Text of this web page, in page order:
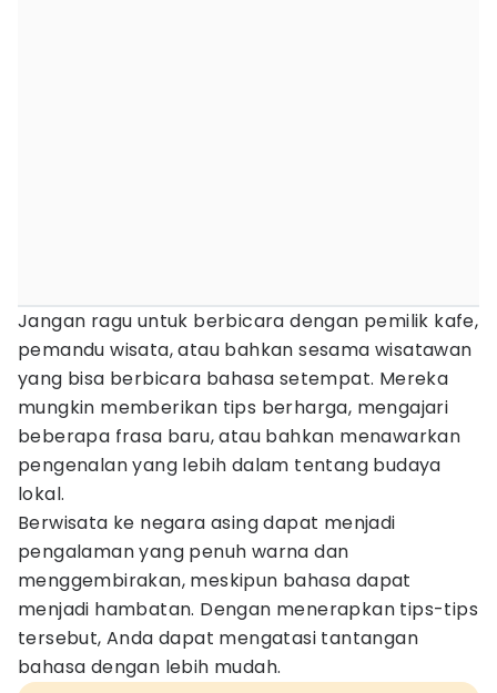
Jangan ragu untuk berbicara dengan pemilik kafe,
pemandu wisata, atau bahkan sesama wisatawan
yang bisa berbicara bahasa setempat. Mereka
mungkin memberikan tips berharga, mengajari
beberapa frasa baru, atau bahkan menawarkan
pengenalan yang lebih dalam tentang budaya
lokal.
Berwisata ke negara asing dapat menjadi
pengalaman yang penuh warna dan
menggembirakan, meskipun bahasa dapat
menjadi hambatan. Dengan menerapkan tips-tips
tersebut, Anda dapat mengatasi tantangan
bahasa dengan lebih mudah.